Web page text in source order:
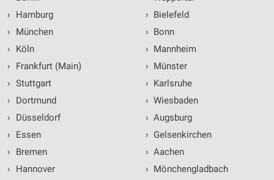
›
Hamburg
›
München
›
Köln
›
Frankfurt (Main)
› Stuttgart
›
Dortmund
›
Düsseldorf
›
Essen
›
Bremen
›
Hannover
› Bielefeld
› Bonn
› Mannheim
› Münster
› Karlsruhe
› Wiesbaden
› Augsburg
› Gelsenkirchen
› Aachen
› Mönchengladbach